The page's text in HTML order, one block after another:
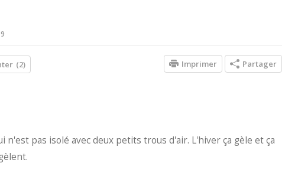
(2) Partager
Imprimer
n'est pas isolé avec deux petits trous d'air. L'hiver ça gèle et ça